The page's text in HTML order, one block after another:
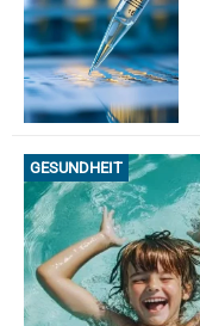
GESUNDHEIT